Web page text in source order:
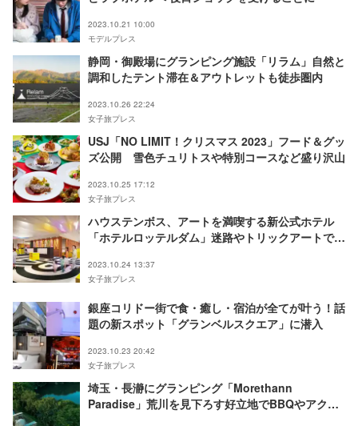
2023.10.21 10:00
モデルプレス
静岡・御殿場にグランピング施設「リラム」自然と
調和したテント滞在＆アウトレットも徒歩圏内
2023.10.26 22:24
女子旅プレス
USJ「NO LIMIT！クリスマス 2023」フード＆グッ
ズ公開 雪色チュリトスや特別コースなど盛り沢山
2023.10.25 17:12
女子旅プレス
ハウステンボス、アートを満喫する新公式ホテル
「ホテルロッテルダム」迷路やトリックアートで遊
2023.10.24 13:37
女子旅プレス
銀座コリドー街で食・癒し・宿泊が全てが叶う！話
題の新スポット「グランベルスクエア」に潜入
2023.10.23 20:42
女子旅プレス
埼玉・長瀞にグランピング「Morethann
Paradise」荒川を見下ろす好立地でBBQやアクテ